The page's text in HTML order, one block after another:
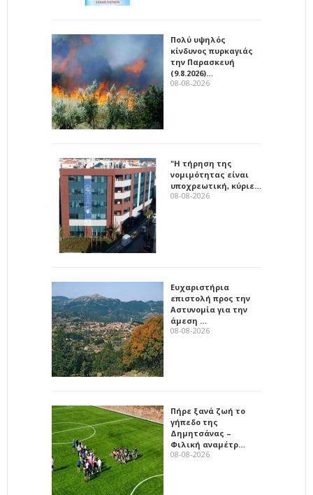
Πολύ υψηλός
κίνδυνος πυρκαγιάς
την Παρασκευή
(9.8.2026)…
08-08-2026
"Η τήρηση της
νομιμότητας είναι
υποχρεωτική, κύριε…
08-08-2026
Ευχαριστήρια
επιστολή προς την
Αστυνομία για την
άμεση …
08-08-2026
Πήρε ξανά ζωή το
γήπεδο της
Δημητσάνας –
Φιλική αναμέτρ…
08-08-2026